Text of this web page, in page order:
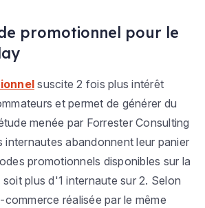
promotionnel pour le
suscite 2 fois plus intérêt
et permet de générer du
menée par Forrester Consulting
internautes abandonnent leur panier
promotionnels disponibles sur la
plus d'1 internaute sur 2. Selon
réalisée par le même